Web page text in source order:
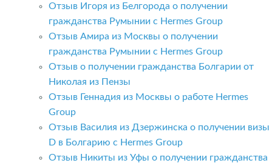
Отзыв Игоря из Белгорода о получении
гражданства Румынии с Hermes Group
Отзыв Амира из Москвы о получении
гражданства Румынии с Hermes Group
Отзыв о получении гражданства Болгарии от
Николая из Пензы
Отзыв Геннадия из Москвы о работе Hermes
Group
Отзыв Василия из Дзержинска о получении визы
D в Болгарию с Hermes Group
Отзыв Никиты из Уфы о получении гражданства